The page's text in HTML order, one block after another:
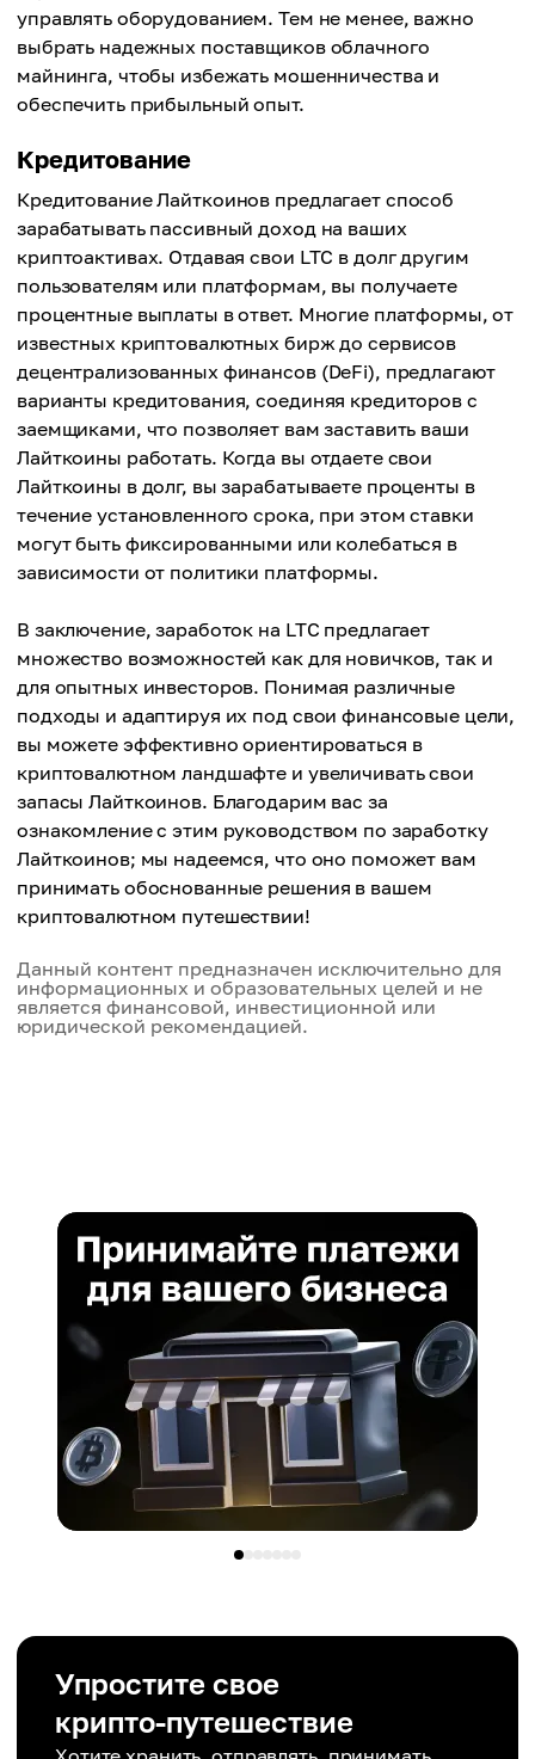
управлять оборудованием. Тем не менее, важно
выбрать надежных поставщиков облачного
майнинга, чтобы избежать мошенничества и
обеспечить прибыльный опыт.
Кредитование
Кредитование Лайткоинов предлагает способ
зарабатывать пассивный доход на ваших
криптоактивах. Отдавая свои LTC в долг другим
пользователям или платформам, вы получаете
процентные выплаты в ответ. Многие платформы, от
известных криптовалютных бирж до сервисов
децентрализованных финансов (DeFi), предлагают
варианты кредитования, соединяя кредиторов с
заемщиками, что позволяет вам заставить ваши
Лайткоины работать. Когда вы отдаете свои
Лайткоины в долг, вы зарабатываете проценты в
течение установленного срока, при этом ставки
могут быть фиксированными или колебаться в
зависимости от политики платформы.
В заключение, заработок на LTC предлагает
множество возможностей как для новичков, так и
для опытных инвесторов. Понимая различные
подходы и адаптируя их под свои финансовые цели,
вы можете эффективно ориентироваться в
криптовалютном ландшафте и увеличивать свои
запасы Лайткоинов. Благодарим вас за
ознакомление с этим руководством по заработку
Лайткоинов; мы надеемся, что оно поможет вам
принимать обоснованные решения в вашем
криптовалютном путешествии!
Данный контент предназначен исключительно для
информационных и образовательных целей и не
является финансовой, инвестиционной или
юридической рекомендацией.
Упростите свое
крипто-путешествие